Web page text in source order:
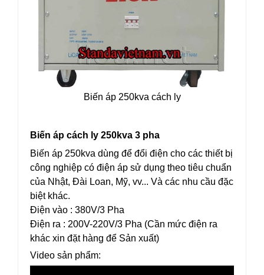
Biến áp 250kva cách ly
Biến áp cách ly 250kva 3 pha
Biến áp 250kva dùng để đổi điện cho các thiết bị
công nghiệp có điện áp sử dụng theo tiêu chuẩn
của Nhật, Đài Loan, Mỹ, vv... Và các nhu cầu đặc
biệt khác.
Điện vào : 380V/3 Pha
Điện ra : 200V-220V/3 Pha (Cần mức điện ra
khác xin đặt hàng để Sản xuất)
Video sản phẩm: